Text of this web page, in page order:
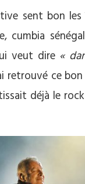
sent bon
cumbia
veut dire «
retrouvé ce
déjà le